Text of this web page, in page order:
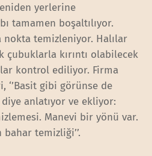
yerlerine
tamamen boşaltılıyor.
nokta temizleniyor. Halılar
çubuklarla kırıntı olabilecek
kontrol ediliyor. Firma
‘’Basit gibi görünse de
anlatıyor ve ekliyor:
Manevi bir yönü var.
temizliği’’.